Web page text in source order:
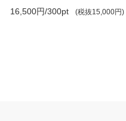
16,500円/300pt
(税抜15,000円)